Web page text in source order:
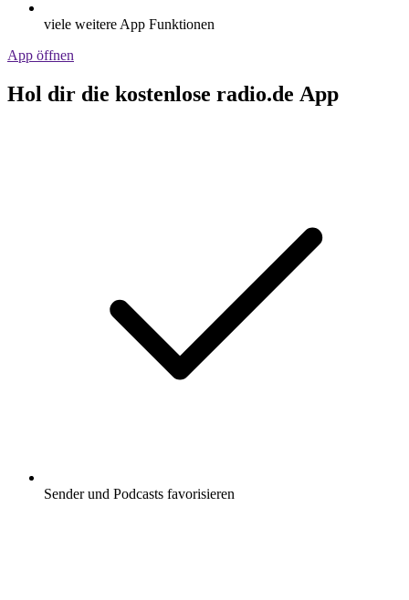
viele weitere App Funktionen
App öffnen
Hol dir die kostenlose radio.de App
Sender und Podcasts favorisieren